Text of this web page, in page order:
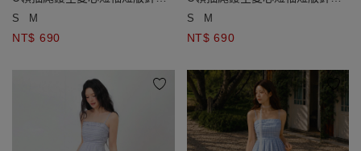
衫
S M
NT$ 690
衫
S M
NT$ 690